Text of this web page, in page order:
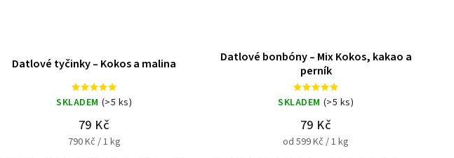
Datlové tyčinky – Kokos a malina
SKLADEM (>5 ks)
79 Kč
790 Kč / 1 kg
Datlové bonbóny – Mix Kokos, kakao a
perník
SKLADEM (>5 ks)
79 Kč
od 599 Kč / 1 kg